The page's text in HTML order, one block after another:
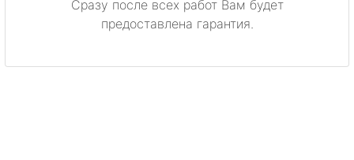
Сразу после всех работ Вам будет
предоставлена гарантия.